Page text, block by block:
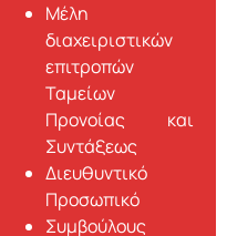
Μέλη
διαχειριστικών
επιτροπών
Ταμείων
Προνοίας και
Συντάξεως
Διευθυντικό
Προσωπικό
Συμβούλους